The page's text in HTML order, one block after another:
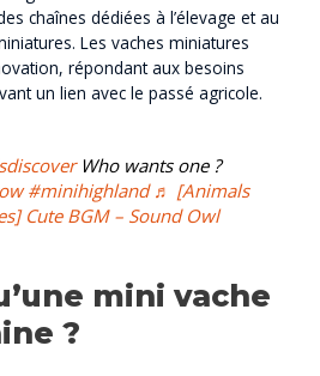
chaînes dédiées à l’élevage et au
Les vaches miniatures
répondant aux besoins
un lien avec le passé agricole.
Who wants one ?
#minihighland ♬ [Animals
Cute BGM – Sound Owl
mini vache
?